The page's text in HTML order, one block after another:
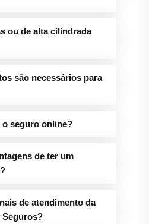
ou de alta cilindrada
são necessários para
seguro online?
de ter um
de atendimento da
Seguros?